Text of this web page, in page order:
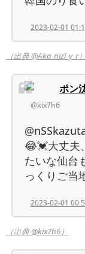
2023-02-01
（出典 @Aka_nizi_y_r）
ポン
@kix7h6
😂💓大丈夫
たいな仙台
っくりご当
2023-02-01
（出典 @kix7h6）